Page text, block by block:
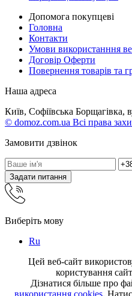
Допомога покупцеві
Головна
Контакти
Умови використанння
Договір Оферти
Повернення товарів та
Наша адреса
Київ, Софіївська Борщагівка,
© domoz.com.ua Всі права
Замовити дзвінок
Задати питання
Виберіть мову
Ru
Цей веб-сайт
користування
Дізнатися більше про